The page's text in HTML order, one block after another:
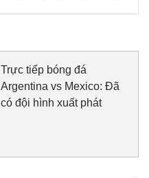
Trực tiếp bóng đá
Argentina vs Mexico: Đã
có đội hình xuất phát